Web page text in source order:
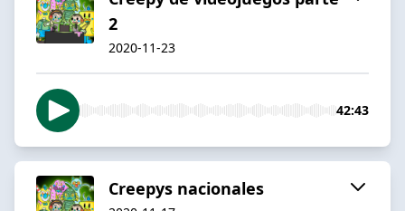
2
2020-11-23
42:43
Creepys nacionales